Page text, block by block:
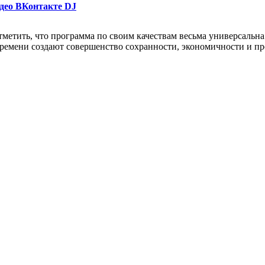
ВКонтакте DJ
что программа по своим качествам весьма
создают совершенство сохранности, экономичности и